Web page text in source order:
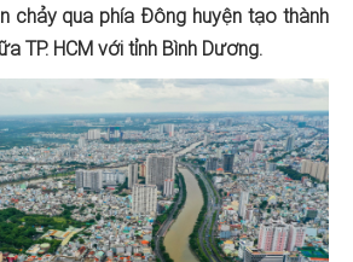
chảy qua phía Đông huyện tạo thành
TP. HCM với tỉnh Bình Dương.